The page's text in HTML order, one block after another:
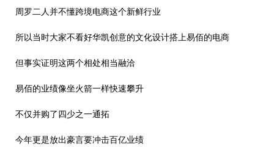
周罗二人并不懂跨境电商这个新鲜行业
所以当时大家不看好华凯创意的文化设计搭上易佰的电商
但事实证明这两个相处相当融洽
易佰的业绩像坐火箭一样快速攀升
不仅并购了四少之一通拓
今年更是放出豪言要冲击百亿业绩